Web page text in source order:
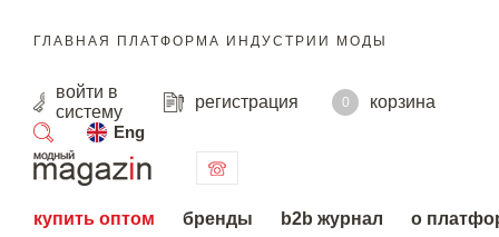
ГЛАВНАЯ ПЛАТФОРМА ИНДУСТРИИ МОДЫ
войти в
систему
регистрация 0
корзина
Eng
поиск
купить оптом бренды b2b журнал о